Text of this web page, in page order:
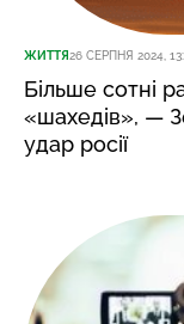
ЖИТТЯ26 СЕРПНЯ 2024,
Більше сотні
«шахедів», —
удар росії